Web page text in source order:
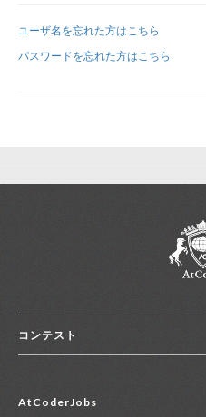
新規登録
ユーザ名を忘れた方はこちら
パスワードを忘れた方はこちら
コンテスト
コンテスト一覧
AtCoderJobs